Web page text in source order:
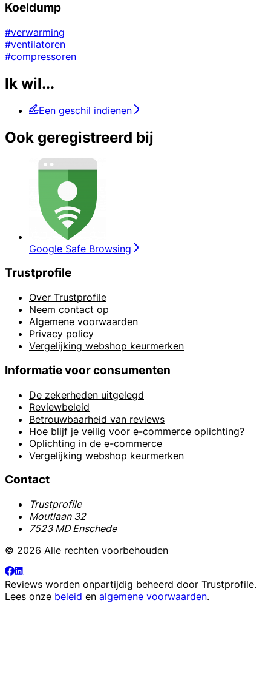
Koeldump
#verwarming
#ventilatoren
#compressoren
Ik wil...
Een geschil indienen
Ook geregistreerd bij
Google Safe Browsing
Trustprofile
Over Trustprofile
Neem contact op
Algemene voorwaarden
Privacy policy
Vergelijking webshop keurmerken
Informatie voor consumenten
De zekerheden uitgelegd
Reviewbeleid
Betrouwbaarheid van reviews
Hoe blijf je veilig voor e-commerce oplichting?
Oplichting in de e-commerce
Vergelijking webshop keurmerken
Contact
Trustprofile
Moutlaan 32
7523 MD Enschede
© 2026 Alle rechten voorbehouden
Reviews worden onpartijdig beheerd door Trustprofile.
Lees onze beleid en algemene voorwaarden.